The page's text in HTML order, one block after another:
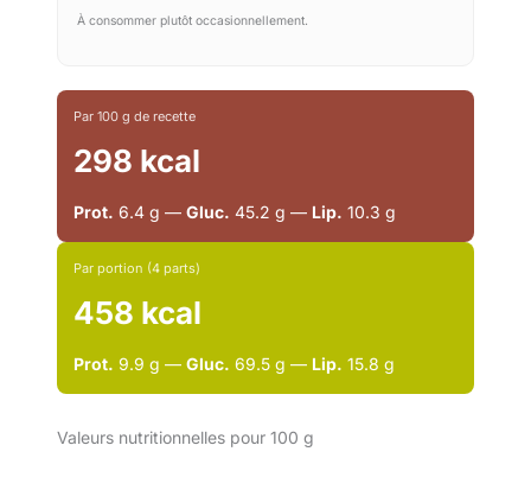
À consommer plutôt occasionnellement.
Par 100 g de recette
298 kcal
Prot. 6.4 g — Gluc. 45.2 g — Lip. 10.3 g
Par portion (4 parts)
458 kcal
Prot. 9.9 g — Gluc. 69.5 g — Lip. 15.8 g
Valeurs nutritionnelles pour 100 g